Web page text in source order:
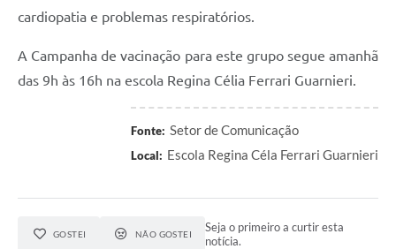
cardiopatia e problemas respiratórios.
A Campanha de vacinação para este grupo segue amanhã
das 9h às 16h na escola Regina Célia Ferrari Guarnieri.
Fonte: Setor de Comunicação
Local: Escola Regina Céla Ferrari Guarnieri
GOSTEI NÃO GOSTEI
Seja o primeiro a curtir esta
notícia.